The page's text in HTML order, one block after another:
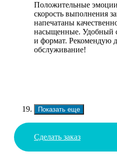
Положительные
скорость выполнения
напечатаны
насыщенные. Удобный
и формат. Рекомендую
обслуживание!
Показать еще
Сделать заказ